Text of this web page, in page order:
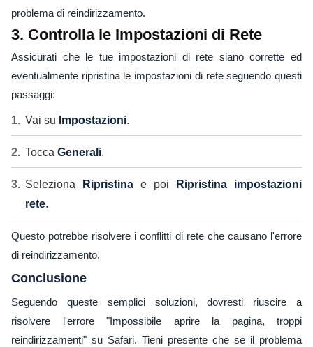
problema di reindirizzamento.
3. Controlla le Impostazioni di Rete
Assicurati che le tue impostazioni di rete siano corrette ed
eventualmente ripristina le impostazioni di rete seguendo questi
passaggi:
Vai su Impostazioni.
Tocca Generali.
Seleziona Ripristina e poi
Ripristina impostazioni
rete.
Questo potrebbe risolvere i conflitti di rete che causano l'errore
di reindirizzamento.
Conclusione
Seguendo queste semplici soluzioni, dovresti riuscire a
risolvere l'errore "Impossibile aprire la pagina, troppi
reindirizzamenti" su Safari. Tieni presente che se il problema